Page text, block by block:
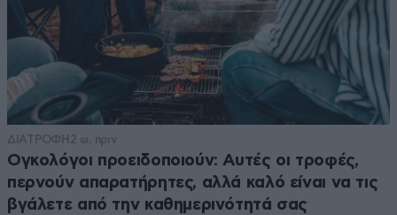
ΔΙΑΤΡΟΦΗ 2 ω. πριν
Ογκολόγοι προειδοποιούν: Αυτές οι τροφές,
περνούν απαρατήρητες, αλλά καλό είναι να τις
βγάλετε από την καθημερινότητά σας